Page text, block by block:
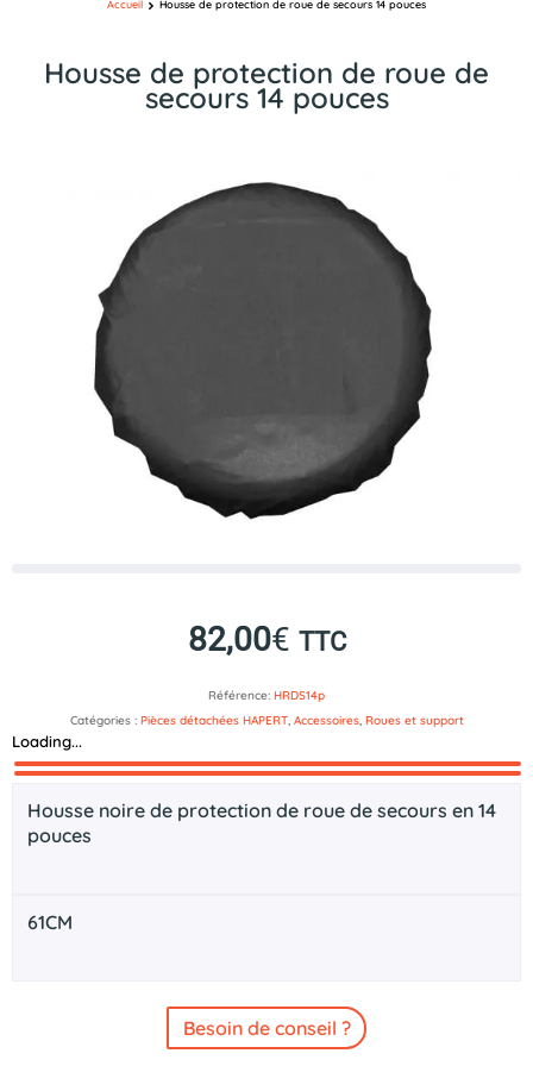
Housse de protection de roue de
secours 14 pouces
Accueil Housse de protection de roue de secours 14 pouces
82,00€ TTC
Référence: HRDS14p
Catégories : Pièces détachées HAPERT, Accessoires, Roues et support
Loading...
Description
Documents technique
Housse noire de protection de roue de secours en 14
pouces
61CM
Besoin de conseil ?